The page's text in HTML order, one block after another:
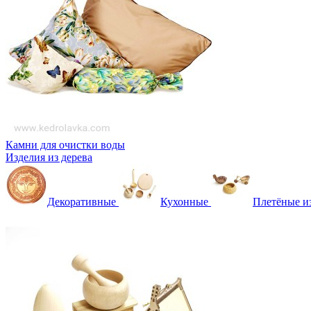
Камни для очистки воды
Изделия из дерева
Декоративные Кухонные Плетёные